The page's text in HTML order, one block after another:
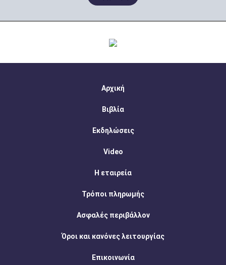
Αρχική
Βιβλία
Εκδηλώσεις
Video
Η εταιρεία
Τρόποι πληρωμής
Ασφαλές περιβάλλον
Όροι και κανόνες λειτουργίας
Επικοινωνία